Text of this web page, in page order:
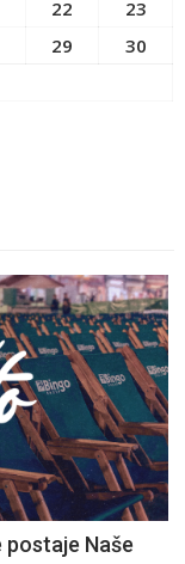
22
23
29
30
Naše